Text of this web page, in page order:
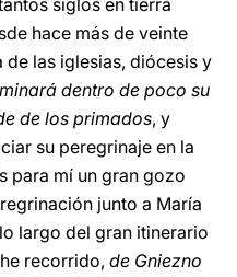
siglos en tierra
hace más de veinte
de las iglesias, diócesis y
dentro de poco su
de los primados, y
su peregrinaje en la
para mí un gran gozo
junto a María
largo del gran itinerario
recorrido, de Gniezno